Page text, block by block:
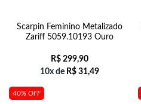
Scarpin Feminino Metalizado
Zariff 5059.10193 Ouro
R$299,90
10x de R$31,49
40% OFF